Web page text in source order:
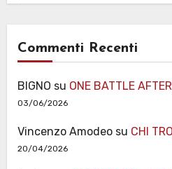
Commenti Recenti
BIGNO su ONE BATTLE
03/06/2026
Vincenzo Amodeosu CHI
20/04/2026